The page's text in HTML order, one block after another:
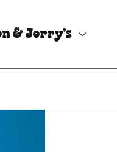
& Jerry’s